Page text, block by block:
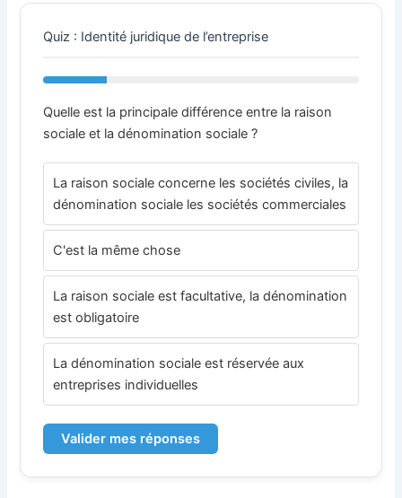
Quiz : Identité juridique de l’entreprise
Quelle est la principale différence entre la raison
sociale et la dénomination sociale ?
La raison sociale concerne les sociétés civiles, la
dénomination sociale les sociétés commerciales
C'est la même chose
La raison sociale est facultative, la dénomination
est obligatoire
La dénomination sociale est réservée aux
entreprises individuelles
Valider mes réponses